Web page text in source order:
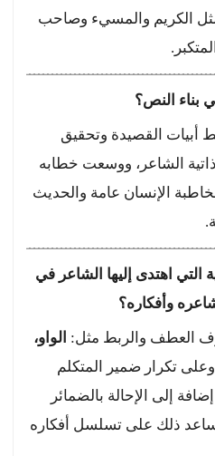
الكريم والمسيء وصاحب
القصيدة وتحقيق
ذاتية الشاعر، ووسعت خطابه
الإنسان عامة والحديث
التي اهتدى إليها الشاعر في
وأفكاره؟
العطف والربط مثل: الواو،
وعلى تكرار ضمير المتكلم
إضافة إلى الإحالة بالضمائر
ساعد ذلك على تسلسل أفكاره